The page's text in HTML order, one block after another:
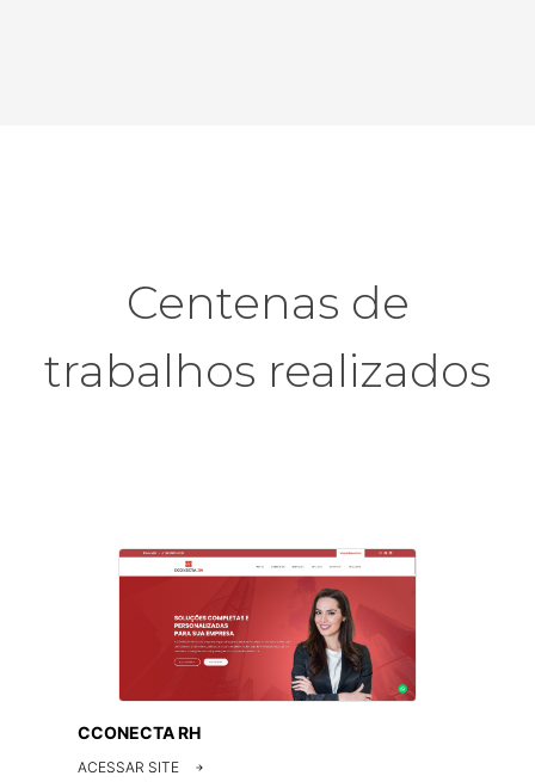
Centenas de
trabalhos realizados
CCONECTA RH
ACESSAR SITE 